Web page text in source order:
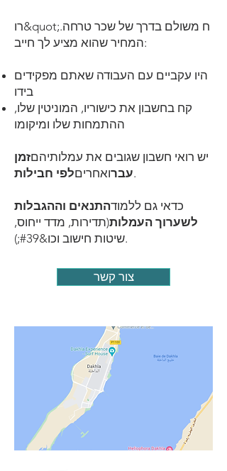
רו&quot;ח משולם בדרך של שכר טרחה.
המחיר שהוא מציע לך חייב:
היו עקביים עם העבודה שאתם מפקידים
בידו
קח בחשבון את כישוריו, המוניטין שלו,
ההתמחות שלו ומיקומו
יש רואי חשבון שגובים את עמלותיהםזמן
עברואחריםלפי חבילות .
כדאי גם ללמודהתנאים וההגבלות
לשערוך העמלות(תדירות, מדד ייחוס,
שיטות חישוב וכו&#39;).​
צור קשר